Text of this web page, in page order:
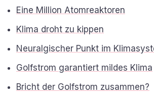
Eine Million Atomreaktoren
Klima droht zu kippen
Neuralgischer Punkt im
Golfstrom garantiert mildes Klima
Bricht der Golfstrom zusammen?